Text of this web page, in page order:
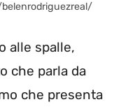
alle spalle,
che parla da
che presenta